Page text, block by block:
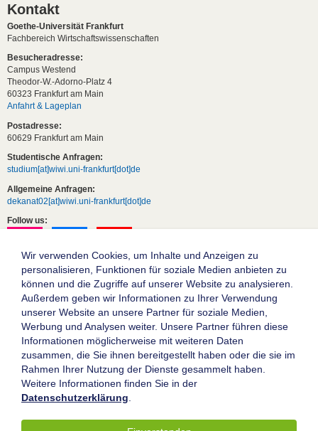
Kontakt
Goethe-Universität Frankfurt
Fachbereich Wirtschaftswissenschaften
Besucheradresse:
Campus Westend
Theodor-W.-Adorno-Platz 4
60323 Frankfurt am Main
Anfahrt & Lageplan
Postadresse:
60629 Frankfurt am Main
Studentische Anfragen:
studium[at]wiwi.uni-frankfurt[dot]de
Allgemeine Anfragen:
dekanat02[at]wiwi.uni-frankfurt[dot]de
Follow us:
Die Goethe-Universität Frankfurt am Main
Impressum
Datenschutz
Barrierefreiheit
Wir verwenden Cookies, um Inhalte und Anzeigen zu
personalisieren, Funktionen für soziale Medien anbieten zu
können und die Zugriffe auf unserer Website zu analysieren.
Außerdem geben wir Informationen zu Ihrer Verwendung
unserer Website an unsere Partner für soziale Medien,
Werbung und Analysen weiter. Unsere Partner führen diese
Informationen möglicherweise mit weiteren Daten
zusammen, die Sie ihnen bereitgestellt haben oder die sie im
Rahmen Ihrer Nutzung der Dienste gesammelt haben.
Weitere Informationen finden Sie in der
Datenschutzerklärung